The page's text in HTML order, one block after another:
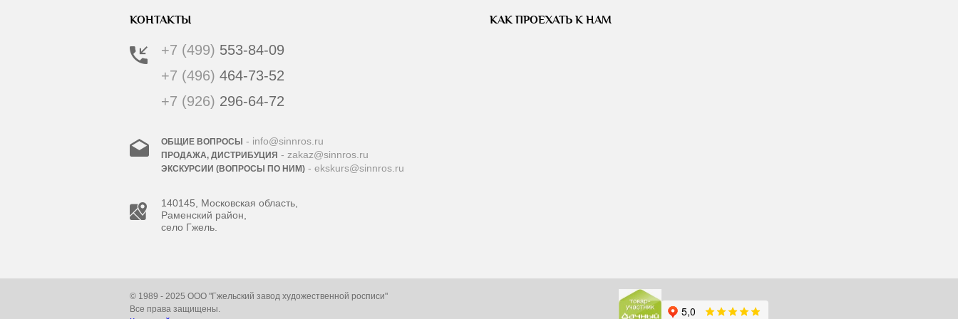
КОНТАКТЫ
+7 (499) 553-84-09
+7 (496)464-73-52
+7 (926) 296-64-72
ОБЩИЕ ВОПРОСЫ - info@sinnros.ru
ПРОДАЖА, ДИСТРИБУЦИЯ - zakaz@sinnros.ru
ЭКСКУРСИИ (ВОПРОСЫ ПО НИМ) - ekskurs@sinnros.ru
140145, Московская область,
Раменский район,
село Гжель.
КАК ПРОЕХАТЬ К НАМ
© 1989 - 2025 ООО "Гжельский завод художественной росписи"
Все права защищены.